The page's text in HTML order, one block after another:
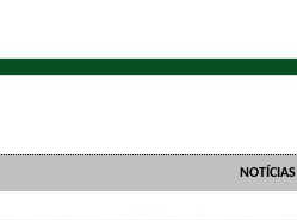
NOTÍCIAS